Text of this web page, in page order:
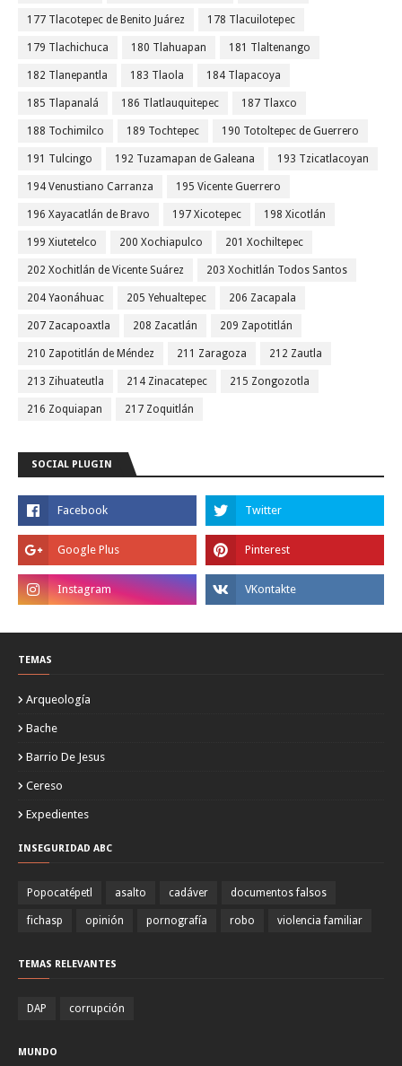
177 Tlacotepec de Benito Juárez 178 Tlacuilotepec
179 Tlachichuca 180 Tlahuapan 181 Tlaltenango
182 Tlanepantla 183 Tlaola 184 Tlapacoya
185 Tlapanalá 186 Tlatlauquitepec 187 Tlaxco
188 Tochimilco 189 Tochtepec 190 Totoltepec de Guerrero
191 Tulcingo 192 Tuzamapan de Galeana 193 Tzicatlacoyan
194 Venustiano Carranza 195 Vicente Guerrero
196 Xayacatlán de Bravo 197 Xicotepec 198 Xicotlán
199 Xiutetelco 200 Xochiapulco 201 Xochiltepec
202 Xochitlán de Vicente Suárez 203 Xochitlán Todos Santos
204 Yaonáhuac 205 Yehualtepec 206 Zacapala
207 Zacapoaxtla 208 Zacatlán 209 Zapotitlán
210 Zapotitlán de Méndez 211 Zaragoza 212 Zautla
213 Zihuateutla 214 Zinacatepec 215 Zongozotla
216 Zoquiapan 217 Zoquitlán
SOCIAL PLUGIN
TEMAS
Arqueología
Bache
Barrio De Jesus
Cereso
Expedientes
INSEGURIDAD ABC
Popocatépetl asalto cadáver documentos falsos
fichasp opinión pornografía robo violencia familiar
TEMAS RELEVANTES
DAP corrupción
MUNDO